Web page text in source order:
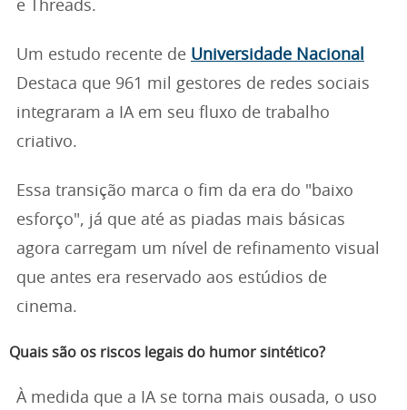
e Threads.
Um estudo recente de Universidade Nacional
Destaca que 961 mil gestores de redes sociais
integraram a IA em seu fluxo de trabalho
criativo.
Essa transição marca o fim da era do "baixo
esforço", já que até as piadas mais básicas
agora carregam um nível de refinamento visual
que antes era reservado aos estúdios de
cinema.
Quais são os riscos legais do humor sintético?
À medida que a IA se torna mais ousada, o uso